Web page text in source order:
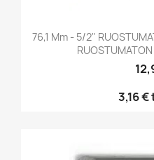
76,1 Mm - 5/2"
3,16 €